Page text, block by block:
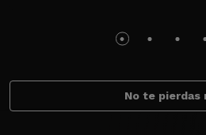
No te pierdas